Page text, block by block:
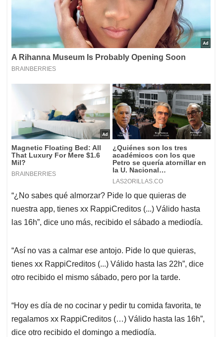
“¿No sabes qué almorzar? Pide lo que quieras de
nuestra app, tienes xx RappiCreditos (...) Válido hasta
las 16h”, dice uno más, recibido el sábado a mediodía.
“Así no vas a calmar ese antojo. Pide lo que quieras,
tienes xx RappiCreditos (...) Válido hasta las 22h”, dice
otro recibido el mismo sábado, pero por la tarde.
“Hoy es día de no cocinar y pedir tu comida favorita, te
regalamos xx RappiCreditos (…) Válido hasta las 16h”,
dice otro recibido el domingo a mediodía.